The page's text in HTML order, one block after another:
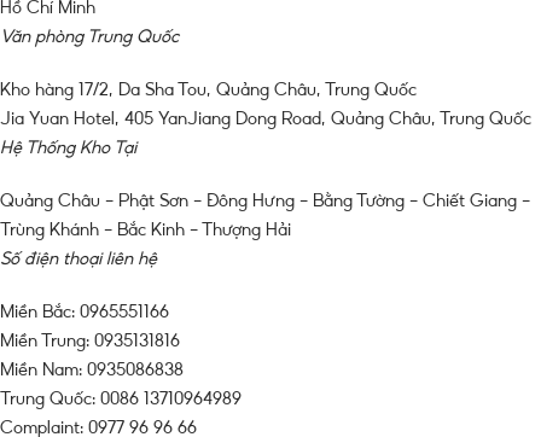
Hồ Chí Minh
Văn phòng Trung Quốc
Kho hàng 17/2, Da Sha Tou, Quảng Châu, Trung Quốc
Jia Yuan Hotel, 405 YanJiang Dong Road, Quảng Châu, Trung Quốc
Hệ Thống Kho Tại
Quảng Châu – Phật Sơn – Đông Hưng – Bằng Tường – Chiết Giang –
Trùng Khánh – Bắc Kinh – Thượng Hải
Số điện thoại liên hệ
Miền Bắc: 0965551166
Miền Trung: 0935131816
Miền Nam: 0935086838
Trung Quốc: 0086 13710964989
Complaint: 0977 96 96 66